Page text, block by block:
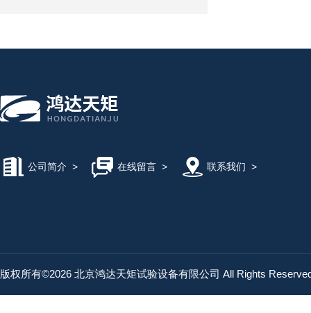
公司简介 > 在线留言> 联系我们 >
版权所有©2026 北京鸿达天矩试验设备有限公司 All Rights